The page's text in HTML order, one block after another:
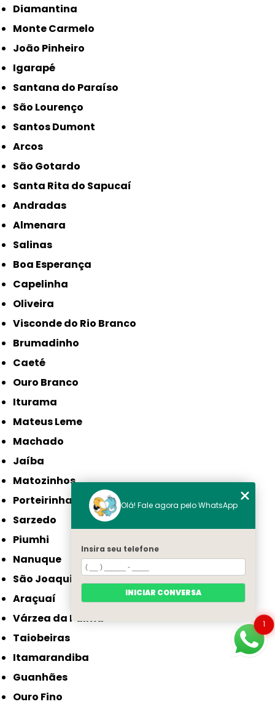
Diamantina
Monte Carmelo
João Pinheiro
Igarapé
Santana do Paraíso
São Lourenço
Santos Dumont
Arcos
São Gotardo
Santa Rita do Sapucaí
Andradas
Almenara
Salinas
Boa Esperança
Capelinha
Oliveira
Visconde do Rio Branco
Brumadinho
Caeté
Ouro Branco
Iturama
Mateus Leme
Machado
Jaíba
Matozinhos
Porteirinha
Sarzedo
Piumhi
Nanuque
São Joaquim de Bicas
Araçuaí
Várzea da Palma
Taiobeiras
Itamarandiba
Guanhães
Ouro Fino
1
Olá! Fale agora pelo WhatsApp
Insira seu telefone
INICIAR CONVERSA